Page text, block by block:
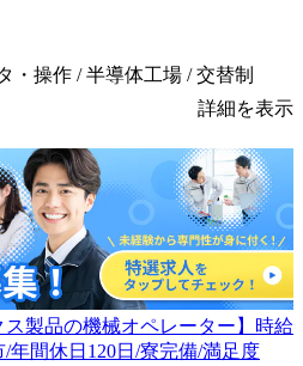
・操作 / 半導体工場 / 交替制
詳細を表示